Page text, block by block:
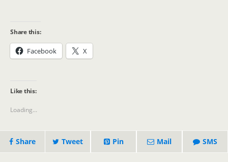
Share this:
Facebook X
Like this:
Loading...
Share Tweet Pin Mail SMS